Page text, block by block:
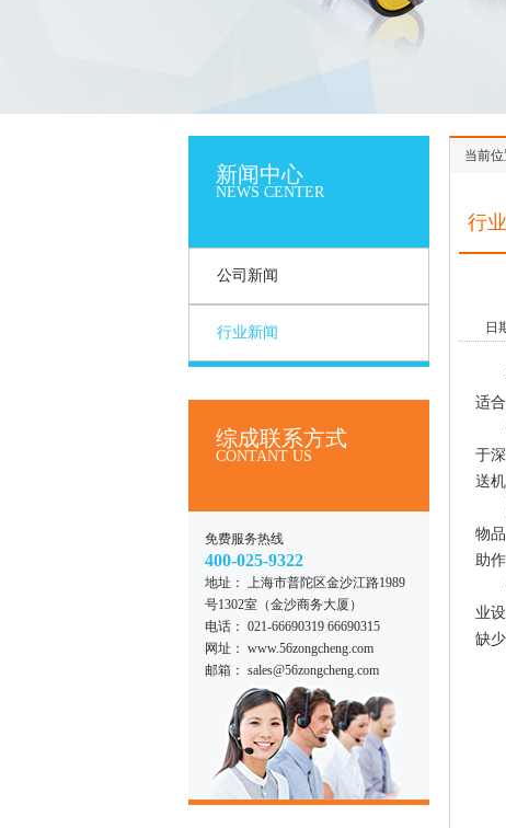
新闻中心
NEWS CENTER
公司新闻
行业新闻
综成联系方式
CONTANT US
免费服务热线
400-025-9322
地址： 上海市普陀区金沙江路1989
号1302室（金沙商务大厦）
电话： 021-66690319 66690315
网址： www.56zongcheng.com
邮箱： sales@56zongcheng.com
当前
行
日
适
于
送
物
助作
业
缺